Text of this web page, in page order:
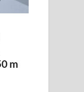
m